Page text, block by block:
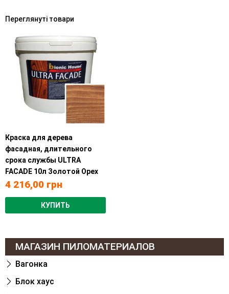
Переглянуті товари
Краска для дерева
фасадная, длительного
срока службы ULTRA
FACADE 10л Золотой Орех
4 216,00 грн
КУПИТЬ
МАГАЗИН ПИЛОМАТЕРИАЛОВ
Вагонка
Блок хаус